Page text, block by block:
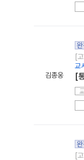
김종웅
[
교
[
[